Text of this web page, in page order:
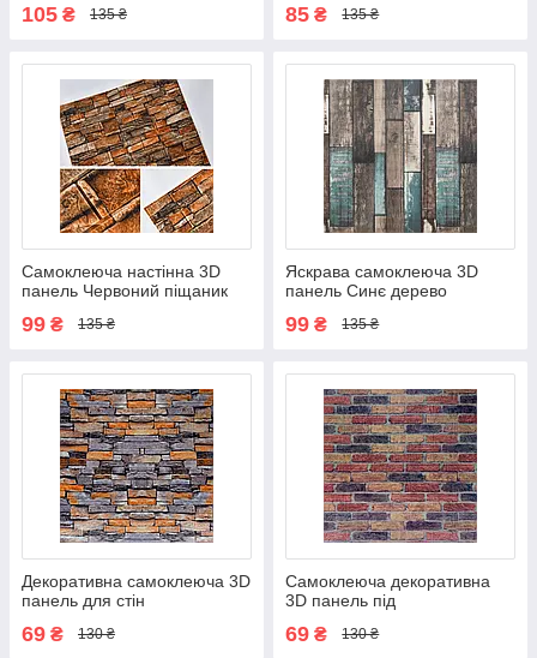
700х770х5мм (042)
105 ₴ 135 ₴ 85 ₴ 135 ₴
Самоклеюча настінна 3D
панель Червоний піщаник
99 ₴ 135 ₴
Яскрава самоклеюча 3D
панель Синє дерево
99 ₴ 135 ₴
Декоративна самоклеюча 3D
панель для стін
700x770x3м (045-3)
69 ₴ 130 ₴
Самоклеюча декоративна
3D панель під
бежево-коричневий
69 ₴ 130 ₴